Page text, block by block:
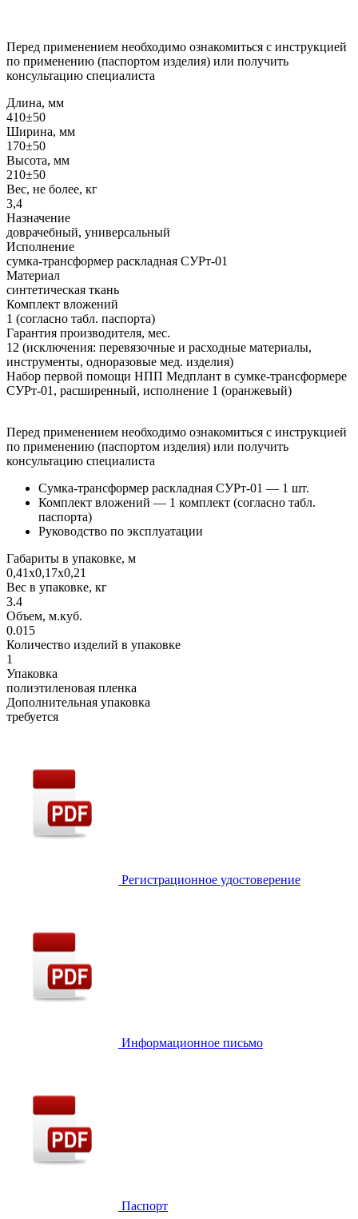
Перед применением необходимо ознакомиться с инструкцией
по применению (паспортом изделия) или получить
консультацию специалиста
Длина, мм
410±50
Ширина, мм
170±50
Высота, мм
210±50
Вес, не более, кг
3,4
Назначение
доврачебный, универсальный
Исполнение
сумка-трансформер раскладная СУРт-01
Материал
синтетическая ткань
Комплект вложений
1 (согласно табл. паспорта)
Гарантия производителя, мес.
12 (исключения: перевязочные и расходные материалы,
инструменты, одноразовые мед. изделия)
Набор первой помощи НПП Медплант в сумке-трансформере
СУРт-01, расширенный, исполнение 1 (оранжевый)
Перед применением необходимо ознакомиться с инструкцией
по применению (паспортом изделия) или получить
консультацию специалиста
Сумка-трансформер раскладная СУРт-01 — 1 шт.
Комплект вложений — 1 комплект (согласно табл.
паспорта)
Руководство по эксплуатации
Габариты в упаковке, м
0,41х0,17х0,21
Вес в упаковке, кг
3.4
Объем, м.куб.
0.015
Количество изделий в упаковке
1
Упаковка
полиэтиленовая пленка
Дополнительная упаковка
требуется
Регистрационное удостоверение
Информационное письмо
Паспорт